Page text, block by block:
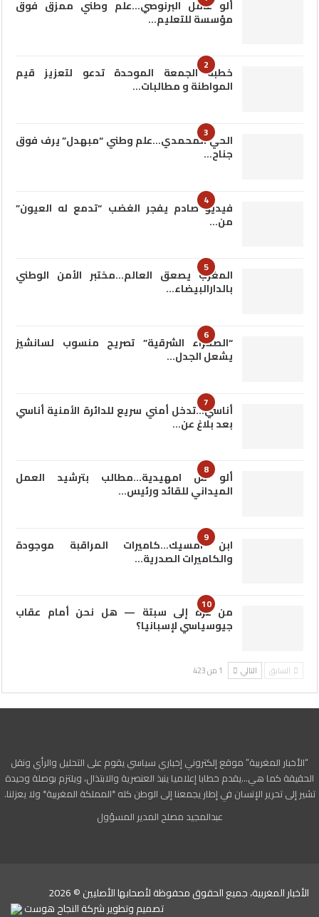
ألو عامل البرنوصي…علم وطني ممزق فوق
مؤسسة للتعليم…
2
خطبة الجمعة الموحدة تدعو لتعزيز قيم
المواطنة و مطالبات…
3
الحي المحمدي…علم وطني “مبهدل” يرف فوق
جناح…
4
فيديو صادم يفجر الغضب “تدمع له العيون”
من…
5
المغرب يصعق العالم…مختبر الأمن الوطني
بالدارالبيضاء…
6
“الصحراء الشرقية” تصريح منسوب لسانشيز
يشعل الجدل…
7
أناسي…تدخل أمني سريع للدائرة الأمنية أناسي
بعد بلاغ عن…
8
ألو س امهيدية…مطالب بترشيد العمل
الميداني للقائد ورئيس…
9
ابن امسيك…كاميرات المراقبة موجودة
والكاميرات الصدرية…
10
من غزة إلى سبتة — هل نحن أمام عقاب
جيوسياسي لإسبانيا؟
السابق التالي 1 من 423
“الأخبار المغربية” موقع إلكتروني إخباري سياسي يقوم على التحليل والرأي ونقل
الحقيقة كما هي…يقدم خطابا إعلاميا ينبذ العنصرية والابتذال، ويلتزم بوصلة وحيدة
تشير إلى تحرير الإنسان في إطار يجمعنا إلى الوطن كله *المملكة المغربية* ولا يعزلنا.
عبدالمجيد مصلح المدير المسؤول
الأخبار المغربية، جميع الحقوق محفوظة لأصحابها الأصليين © 2026
تصميم وتطويرشركةالنجاح هوست